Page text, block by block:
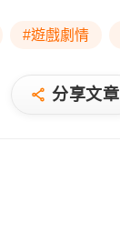
#遊戲劇情
分享文章